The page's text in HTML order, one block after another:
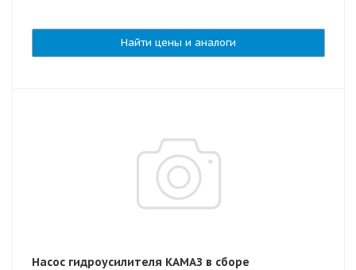
Найти цены и аналоги
Насос гидроусилителя КАМАЗ в сборе